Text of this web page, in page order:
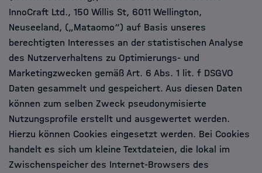
InnoCraft Ltd., 150 Willis St, 6011 Wellington,
Neuseeland, („Mataomo“) auf Basis unseres
berechtigten Interesses an der statistischen Analyse
des Nutzerverhaltens zu Optimierungs- und
Marketingzwecken gemäß Art. 6 Abs. 1 lit. f DSGVO
Daten gesammelt und gespeichert. Aus diesen Daten
können zum selben Zweck pseudonymisierte
Nutzungsprofile erstellt und ausgewertet werden.
Hierzu können Cookies eingesetzt werden. Bei Cookies
handelt es sich um kleine Textdateien, die lokal im
Zwischenspeicher des Internet-Browsers des